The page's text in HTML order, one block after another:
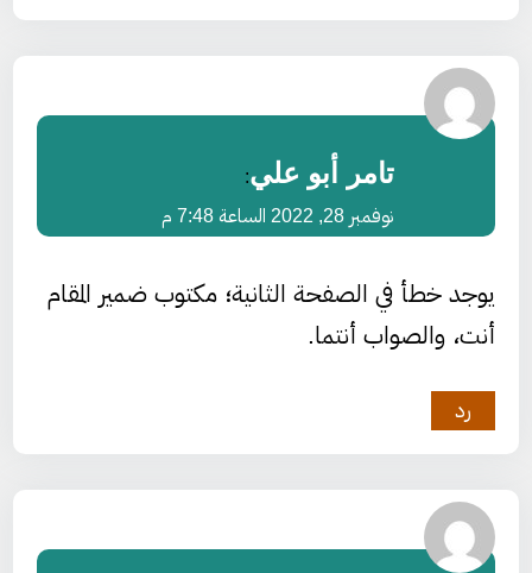
تامر أبو علي:
نوفمبر 28, 2022 الساعة 7:48 م
يوجد خطأ في الصفحة الثانية؛ مكتوب ضمير المقام
أنت، والصواب أنتما.
رد